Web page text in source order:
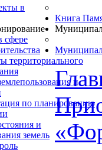
в
сфере
территориального
и
по планированию
и
земель
Книга